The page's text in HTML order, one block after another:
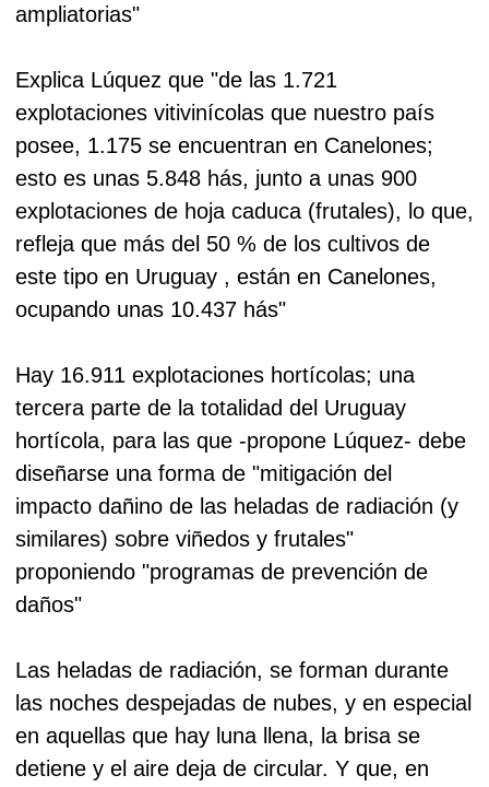
ampliatorias"
Explica Lúquez que "de las 1.721
explotaciones vitivinícolas que nuestro país
posee, 1.175 se encuentran en Canelones;
esto es unas 5.848 hás, junto a unas 900
explotaciones de hoja caduca (frutales), lo que,
refleja que más del 50 % de los cultivos de
este tipo en Uruguay , están en Canelones,
ocupando unas 10.437 hás"
Hay 16.911 explotaciones hortícolas; una
tercera parte de la totalidad del Uruguay
hortícola, para las que -propone Lúquez- debe
diseñarse una forma de "mitigación del
impacto dañino de las heladas de radiación (y
similares) sobre viñedos y frutales"
proponiendo "programas de prevención de
daños"
Las heladas de radiación, se forman durante
las noches despejadas de nubes, y en especial
en aquellas que hay luna llena, la brisa se
detiene y el aire deja de circular. Y que, en